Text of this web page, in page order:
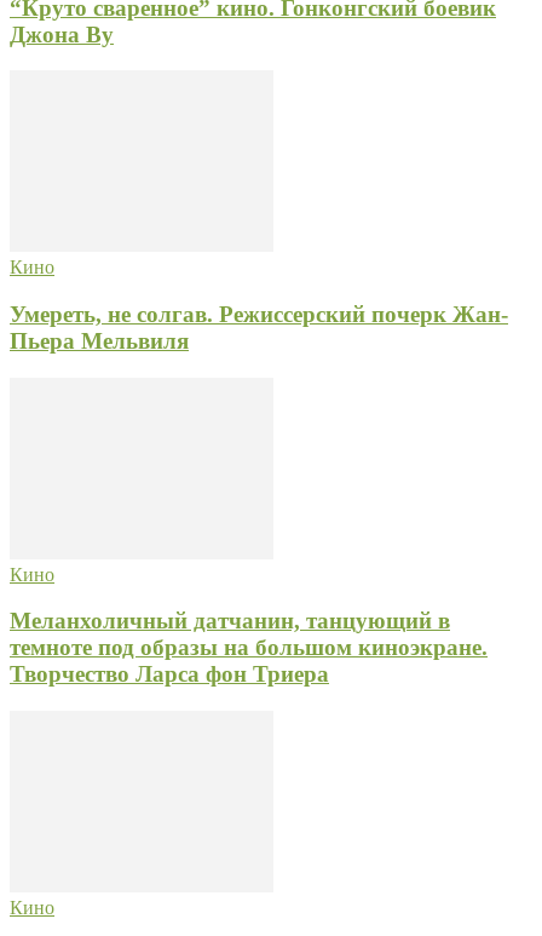
“Круто сваренное” кино. Гонконгский боевик
Джона Ву
Кино
Умереть, не солгав. Режиссерский почерк Жан-
Пьера Мельвиля
Кино
Меланхоличный датчанин, танцующий в
темноте под образы на большом киноэкране.
Творчество Ларса фон Триера
Кино